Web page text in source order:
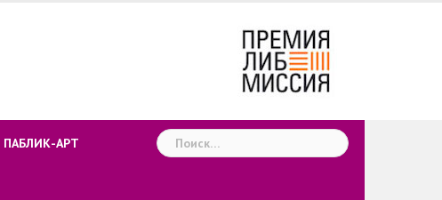
ПАБЛИК-АРТ Найти: